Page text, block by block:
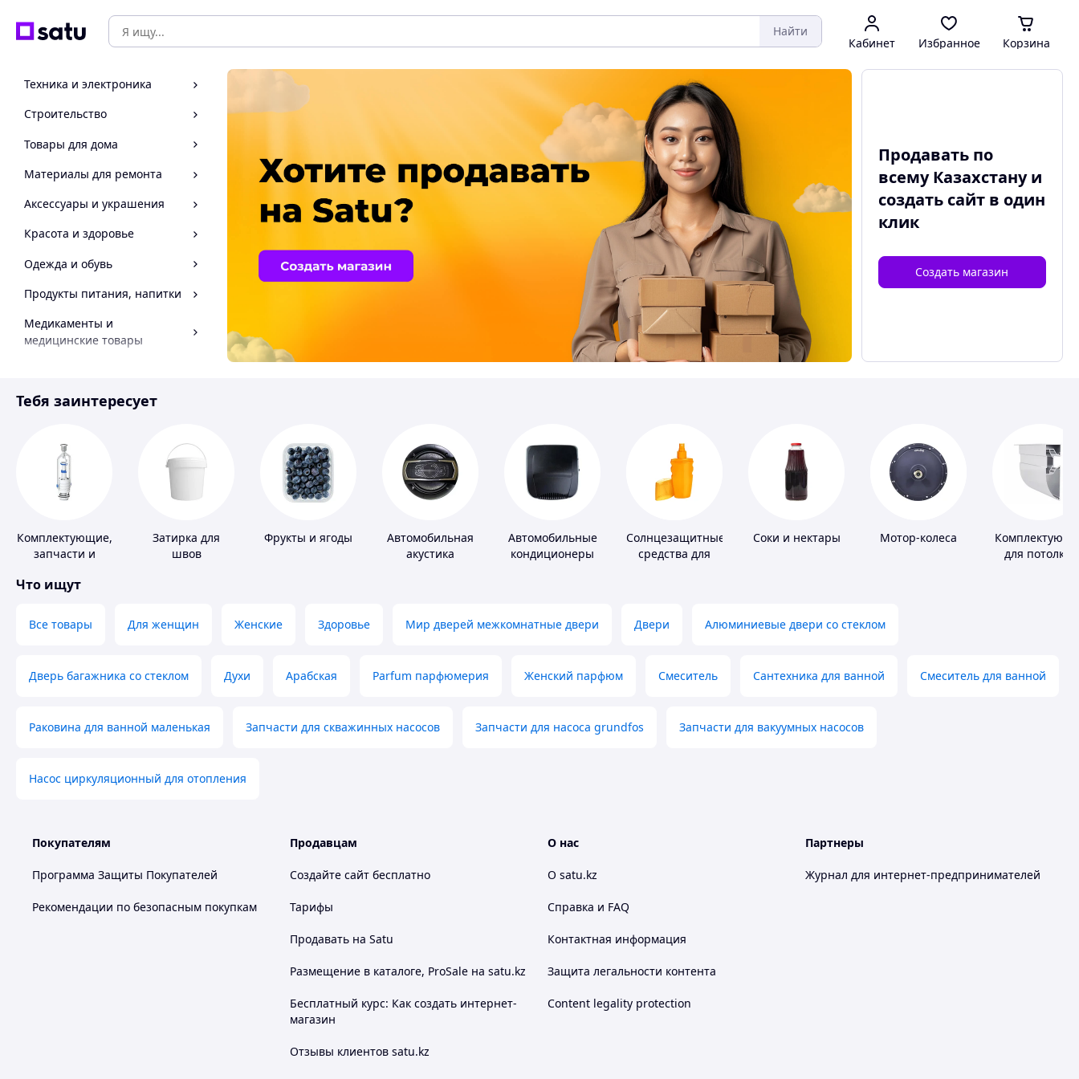
Найти
Кабинет Избранное Корзина
Техника и электроника
Строительство
Товары для дома
Материалы для ремонта
Аксессуары и украшения
Красота и здоровье
Одежда и обувь
Продукты питания, напитки
Медикаменты и
медицинские товары
Инструмент
Продавать по
всему Казахстану и
создать сайтв один
клик
Создать магазин
Тебя заинтересует
Комплектующие,
запчасти и
материалы для
Затирка для
швов
Фрукты и ягоды
Автомобильная
акустика
Автомобильные
кондиционеры
Солнцезащитные
средства для
Соки и нектары Мотор-колеса
для потолков
Что ищут
Все товары Для женщин Женские Здоровье Мир дверей межкомнатные двери Двери Алюминиевые двери со стеклом
Дверь багажника со стеклом Духи Арабская Parfum парфюмерия Женский парфюм Смеситель Сантехника для ванной Смеситель для ванной
Раковина для ванной маленькая Запчасти для скважинных насосов Запчасти для насоса grundfos Запчасти для вакуумных насосов
Насос циркуляционный для отопления
Покупателям
Программа Защиты Покупателей
Рекомендации по безопасным покупкам
Продавцам
Создайте сайт бесплатно
Тарифы
Продавать на Satu
Размещение в каталоге, ProSale на satu.kz
Бесплатный курс: Как создать интернет-
магазин
Отзывы клиентов satu.kz
О нас
О satu.kz
Справка и FAQ
Контактная информация
Защита легальности контента
Content legality protection
Партнеры
Журнал для интернет-предпринимателей